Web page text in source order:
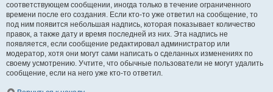
соответствующем сообщении, иногда только в течение ограниченного
времени после его создания. Если кто-то уже ответил на сообщение, то
под ним появится небольшая надпись, которая показывает количество
правок, а также дату и время последней из них. Эта надпись не
появляется, если сообщение редактировал администратор или
модератор, хотя они могут сами написать о сделанных изменениях по
своему усмотрению. Учтите, что обычные пользователи не могут удалить
сообщение, если на него уже кто-то ответил.